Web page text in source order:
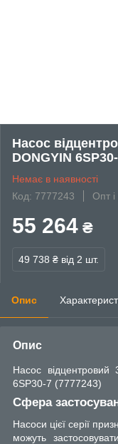
Насос
DONGYIN
Немає в наявності
Код: 7777243
Опт і
55 264 ₴
49 738 ₴ від 2 шт.
Опис
Опис
Насос
6SP30-7 (7777243)
Сфера
Насоси цієї серії
можуть